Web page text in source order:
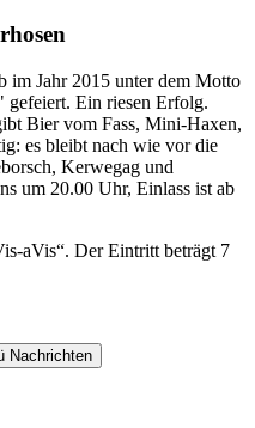
im Jahr 2015 unter dem Motto
Ein riesen Erfolg.
Bier vom Fass, Mini-Haxen,
es bleibt nach wie vor die
Kerwegag und
um 20.00 Uhr, Einlass ist ab
aVis“. Der Eintritt beträgt 7
Nachrichten